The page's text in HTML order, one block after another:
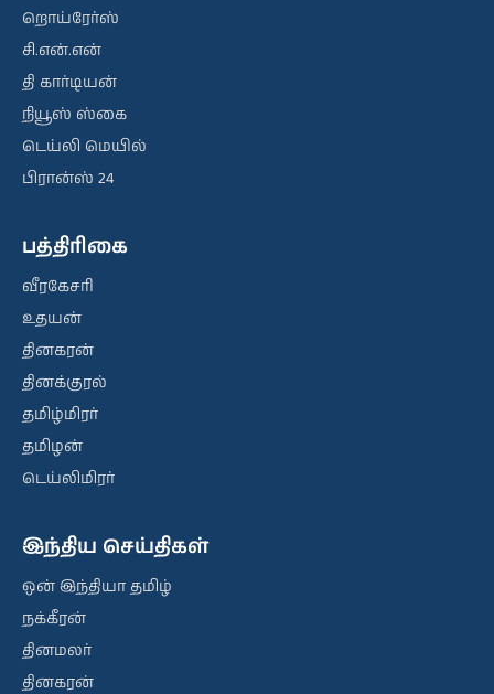
றொய்ரேர்ஸ்
சி.என்.என்
தி கார்டியன்
நியூஸ் ஸ்கை
டெய்லி மெயில்
பிரான்ஸ் 24
பத்திரிகை
வீரகேசரி
உதயன்
தினகரன்
தினக்குரல்
தமிழ்மிரர்
தமிழன்
டெய்லிமிரர்
இந்திய செய்திகள்
ஒன் இந்தியா தமிழ்
நக்கீரன்
தினமலர்
தினகரன்